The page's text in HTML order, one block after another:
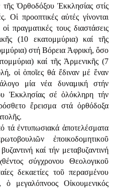
Ὀρθοδόξου Ἐκκλησίας στίς
Οἱ προοπτικές αὐτές γίνονται
πραγματικές τους διαστάσεις
(10 εκατομμύρια) καί τῆς
στή Βόρεια Ἀφρική, ὅσο
καί τῆς Ἀρμενικῆς (7
οἱ ὁποῖες θά ἔδιναν μέ ἕναν
μία νέα δυναμική στήν
Ἐκκλησίας σέ ὁλόκληρη τήν
ἔρεισμα στά ὀρθόδοξα
τά ἐντυπωσιακά ἀποτελέσματα
ἐποικοδομητικοῦ
καί τήν μεταβυζαντινή
σύγχρονου Θεολογικοῦ
δεκαετίες τοῦ περασμένου
μεγαλόπνοος Οἰκουμενικός